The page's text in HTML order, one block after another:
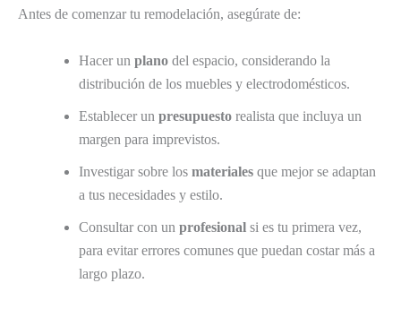
Antes de comenzar tu remodelación, asegúrate de:
Hacer un plano del espacio, considerando la
distribución de los muebles y electrodomésticos.
Establecer un presupuesto realista que incluya un
margen para imprevistos.
Investigar sobre los materiales que mejor se adaptan
a tus necesidades y estilo.
Consultar con un profesional si es tu primera vez,
para evitar errores comunes que puedan costar más a
largo plazo.